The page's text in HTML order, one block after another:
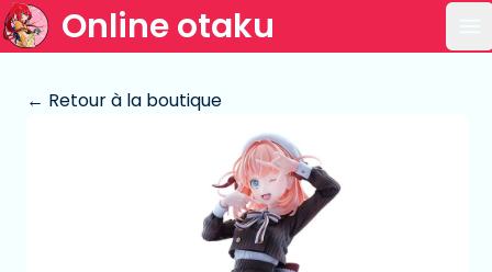
Online otaku
← Retour à la boutique